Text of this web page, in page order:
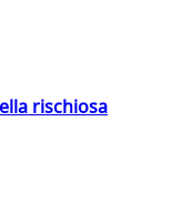
rischiosa